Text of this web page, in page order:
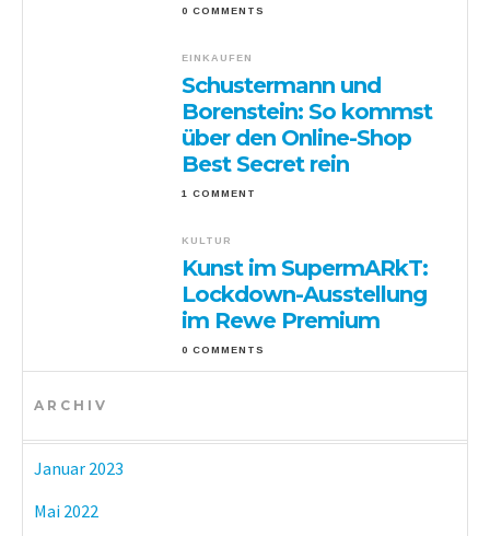
0 COMMENTS
EINKAUFEN
Schustermann und
Borenstein: So kommst
über den Online-Shop
Best Secret rein
1 COMMENT
KULTUR
Kunst im SupermARkT:
Lockdown-Ausstellung
im Rewe Premium
0 COMMENTS
ARCHIV
Januar 2023
Mai 2022